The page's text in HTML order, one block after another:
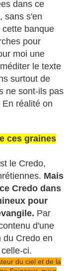
dans ce
sans s'en
banque
pour
moi une
le texte
surtout de
ne sont-ils pas
réalité on
ces graines
le Credo,
Mais
Credo dans
pour
Par
d'une
du Credo en
ci.
du ciel et de la